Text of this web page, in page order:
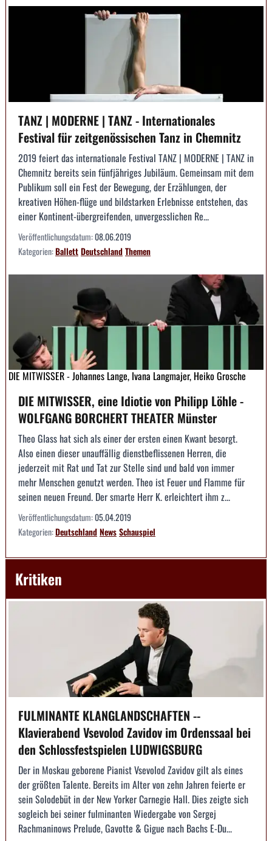
TANZ | MODERNE | TANZ - Internationales
Festival für zeitgenössischen Tanz in Chemnitz
2019 feiert das internationale Festival TANZ | MODERNE | TANZ in
Chemnitz bereits sein fünfjähriges Jubiläum. Gemeinsam mit dem
Publikum soll ein Fest der Bewegung, der Erzählungen, der
kreativen Höhen-flüge und bildstarken Erlebnisse entstehen, das
einer Kontinent-übergreifenden, unvergesslichen Re...
Veröffentlichungsdatum:08.06.2019
Kategorien:BallettDeutschlandThemen
DIE MITWISSER - Johannes Lange, Ivana Langmajer, Heiko Grosche
DIE MITWISSER, eine Idiotie von Philipp Löhle -
WOLFGANG BORCHERT THEATER Münster
Theo Glass hat sich als einer der ersten einen Kwant besorgt.
Also einen dieser unauffällig dienstbeflissenen Herren, die
jederzeit mit Rat und Tat zur Stelle sind und bald von immer
mehr Menschen genutzt werden. Theo ist Feuer und Flamme für
seinen neuen Freund. Der smarte Herr K. erleichtert ihm z...
Veröffentlichungsdatum:05.04.2019
Kategorien:DeutschlandNewsSchauspiel
Kritiken
FULMINANTE KLANGLANDSCHAFTEN --
Klavierabend Vsevolod Zavidov im Ordenssaal bei
den Schlossfestspielen LUDWIGSBURG
Der in Moskau geborene Pianist Vsevolod Zavidov gilt als eines
der größten Talente. Bereits im Alter von zehn Jahren feierte er
sein Solodebüt in der New Yorker Carnegie Hall. Dies zeigte sich
sogleich bei seiner fulminanten Wiedergabe von Sergej
Rachmaninows Prelude, Gavotte & Gigue nach Bachs E-Du...